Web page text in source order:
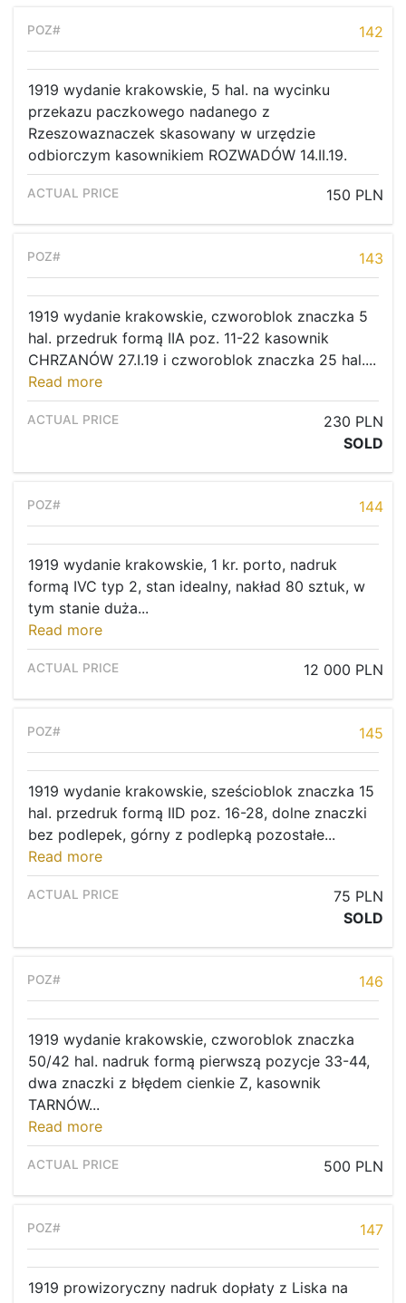
Home page
Current auction
Recent result
Archive
142
1919 wydanie krakowskie, 5 hal. na wycinku
przekazu paczkowego nadanego z
Rzeszowaznaczek skasowany w urzędzie
odbiorczym kasownikiem ROZWADÓW 14.II.19.
150 PLN
143
1919 wydanie krakowskie, czworoblok znaczka 5
hal. przedruk formą IIA poz. 11-22 kasownik
CHRZANÓW 27.I.19 i czworoblok znaczka 25 hal....
Read more
230 PLN
SOLD
144
1919 wydanie krakowskie, 1 kr. porto, nadruk
formą IVC typ 2, stan idealny, nakład 80 sztuk, w
tym stanie duża...
Read more
12 000 PLN
145
1919 wydanie krakowskie, sześcioblok znaczka 15
hal. przedruk formą IID poz. 16-28, dolne znaczki
bez podlepek, górny z podlepką pozostałe...
Read more
75 PLN
SOLD
146
1919 wydanie krakowskie, czworoblok znaczka
50/42 hal. nadruk formą pierwszą pozycje 33-44,
dwa znaczki z błędem cienkie Z, kasownik
TARNÓW...
Read more
500 PLN
147
1919 prowizoryczny nadruk dopłaty z Liska na